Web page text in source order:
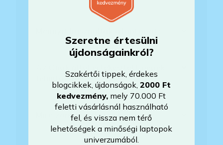
felújítottak?
Mire vonatkozik a garancia?
Szeretne értesülni
újdonságainkról?
Szakértői tippek, érdekes
blogcikkek, újdonságok,2000 Ft
kedvezmény, mely 70.000 Ft
feletti vásárlásnál használható
fel, és vissza nem térő
lehetőségek a minőségi laptopok
univerzumából.